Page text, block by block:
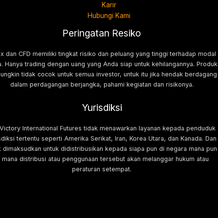
Karir
Hubungi Kami
Peringatan Resiko
dan CFD memiliki tingkat risiko dan peluang yang tinggi terhadap modal
Hanya trading dengan uang yang Anda siap untuk kehilangannya. Produk
tidak cocok untuk semua investor, untuk itu jika hendak berdagang
dalam perdagangan berjangka, pahami kegiatan dan risikonya.
Yurisdiksi
International Futures tidak menawarkan layanan kepada penduduk
tertentu seperti Amerika Serikat, Iran, Korea Utara, dan Kanada. Dan
dimaksudkan untuk didistribusikan kepada siapa pun di negara mana pun
mana distribusi atau penggunaan tersebut akan melanggar hukum atau
peraturan setempat.